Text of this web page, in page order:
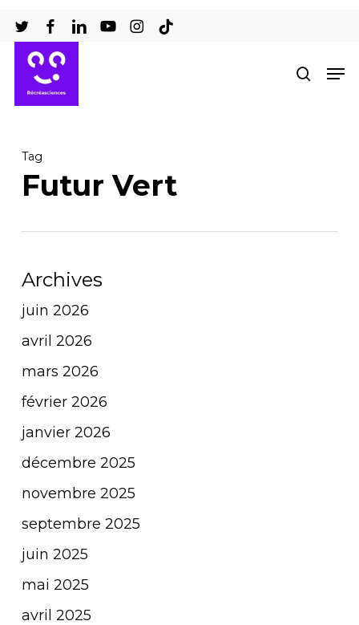
au
contenu
principal
Tag
Futur Vert
Archives
juin 2026
avril 2026
mars 2026
février 2026
janvier 2026
décembre 2025
novembre 2025
septembre 2025
juin 2025
mai 2025
avril 2025
le